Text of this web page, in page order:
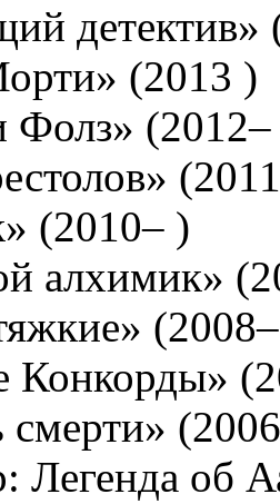
детектив»
(2013 )
Фолз»
(2010– )
алхимик»
Конкорды»
смерти»
Легенда об